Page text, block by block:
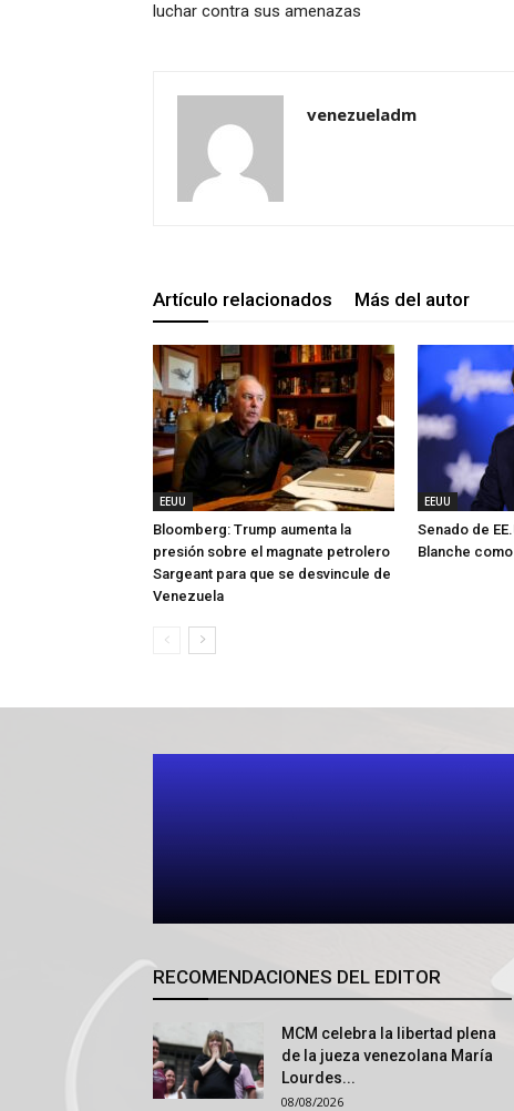
luchar contra sus amenazas
venezueladm
Artículo relacionados Más del autor
EEUU
Bloomberg: Trump aumenta la
presión sobre el magnate petrolero
Sargeant para que se desvincule de
Venezuela
EEUU
Senado de
Blanche
RECOMENDACIONES DEL EDITOR
MCM celebra la libertad plena
de la jueza venezolana María
Lourdes...
08/08/2026